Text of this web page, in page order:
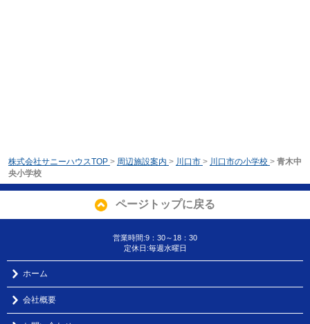
株式会社サニーハウスTOP > 周辺施設案内 > 川口市 > 川口市の小学校 > 青木中
央小学校
ページトップに戻る
営業時間:9：30～18：30
定休日:毎週水曜日
ホーム
会社概要